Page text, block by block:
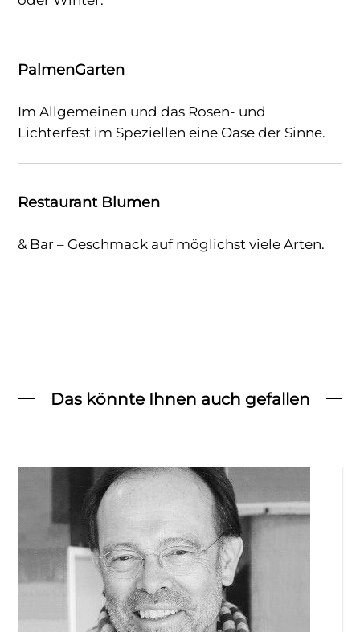
PalmenGarten
Im Allgemeinen und das Rosen- und
Lichterfest im Speziellen eine Oase der Sinne.
Restaurant Blumen
& Bar – Geschmack auf möglichst viele Arten.
Das könnte Ihnen auch gefallen